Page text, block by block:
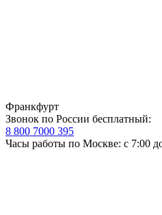
Франкфурт
Звонок по России бесплатный:
8 800 7000 395
Часы работы по Москве: с 7:00